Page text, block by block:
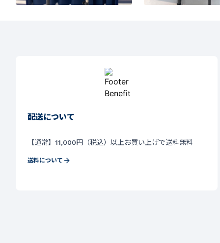
配送について
【通常】11,000円（税込）以上お買い上げで送料無料
送料について